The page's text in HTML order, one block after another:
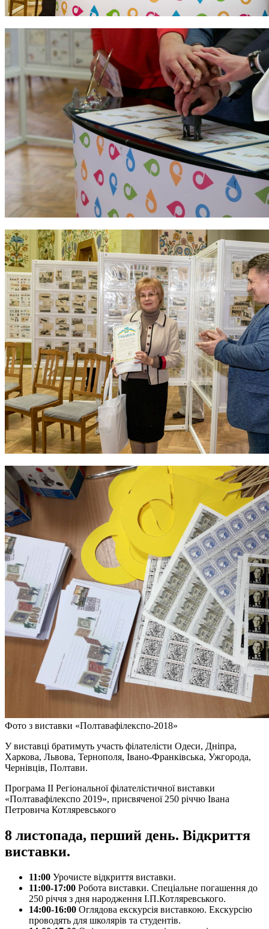
Фото з виставки «Полтавафілекспо-2018»
У виставці братимуть участь філателісти Одеси, Дніпра,
Харкова, Львова, Тернополя, Івано-Франківська, Ужгорода,
Чернівців, Полтави.
Програма II Регіональної філателістичної виставки
«Полтавафілекспо 2019», присвяченої 250 річчю Івана
Петровича Котляревського
8 листопада, перший день. Відкриття
виставки.
11:00 Урочисте відкриття виставки.
11:00-17:00 Робота виставки. Спеціальне погашення до
250 річчя з дня народження І.П.Котляревського.
14:00-16:00 Оглядова екскурсія виставкою. Екскурсію
проводять для школярів та студентів.